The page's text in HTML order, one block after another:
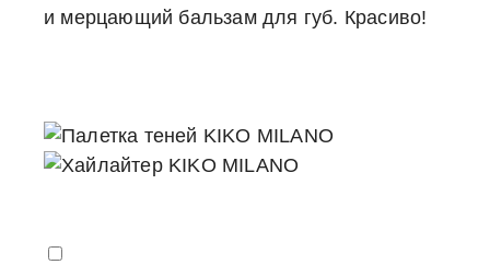
и мерцающий бальзам для губ. Красиво!